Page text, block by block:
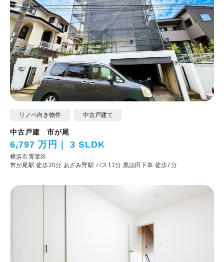
リノベ向き物件 中古戸建て
中古戸建 市が尾
6,797 万円 3 SLDK
横浜市青葉区
市が尾駅 徒歩20分 あざみ野駅 バス11分 黒須田下車 徒歩7分